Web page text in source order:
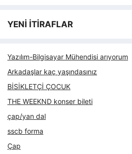
YENİ İTİRAFLAR
Yazılım-Bilgisayar Mühendisi arıyorum
Arkadaşlar kaç yaşındasınız
BİSİKLETÇİ ÇOCUK
THE WEEKND konser bileti
çap/yan dal
sscb forma
Çap